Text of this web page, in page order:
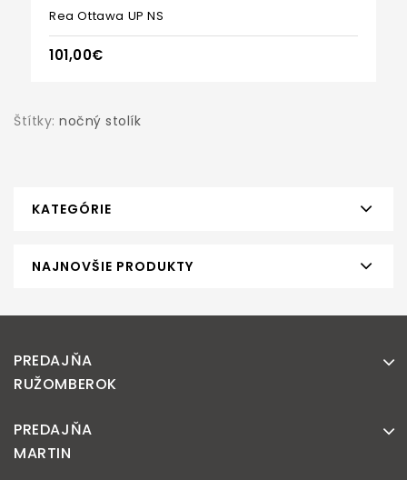
Rea Ottawa UP NS
101,00€
Štítky: nočný stolík
KATEGÓRIE
NAJNOVŠIE PRODUKTY
PREDAJŇA
RUŽOMBEROK
PREDAJŇA
MARTIN